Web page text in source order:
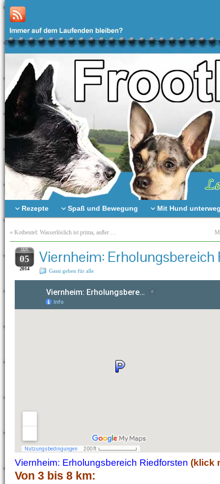
Rezepte Spaß und Bewegung Mit Hund
« Kotbeutel: Wasserlöslich ist prima, außer …
JAN.
05
2014
Viernheim:
Gassi gehen für alle
Viernheim: Erholungsbereich Riedforsten (klick
Von 3 bis 8 km: